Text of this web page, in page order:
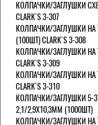
КОЛПАЧКИ/3АГЛУШКИ
CLARK`S 3-307
КОЛПАЧКИ/3АГЛУШКИ НА
(100ШТ) CLARK`S 3-308
КОЛПАЧКИ/3АГЛУШКИ НА
CLARK`S 3-309
КОЛПАЧКИ/3АГЛУШКИ НА
CLARK`S 3-310
КОЛПАЧКИ/3АГЛУШКИ 5-
2,1/2,9Х10,3ММ (1000ШТ)
КОЛПАЧКИ/3АГЛУШКИ НА